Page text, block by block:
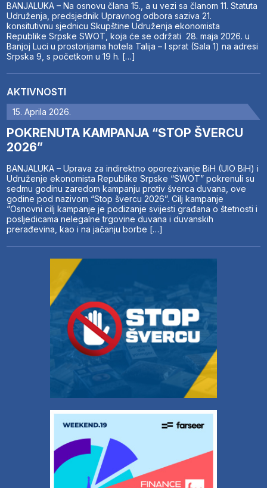
BANJALUKA – Na osnovu člana 15., a u vezi sa članom 11. Statuta
Udruženja, predsjednik Upravnog odbora saziva 21.
konsitutivnu sjednicu Skupštine Udruženja ekonomista
Republike Srpske SWOT, koja će se održati 28. maja 2026. u
Banjoj Luci u prostorijama hotela Talija – I sprat (Sala 1) na adresi
Srpska 9, s početkom u 19 h. […]
AKTIVNOSTI
15. Aprila 2026.
POKRENUTA KAMPANJA “STOP ŠVERCU
2026”
BANJALUKA – Uprava za indirektno oporezivanje BiH (UIO BiH) i
Udruženje ekonomista Republike Srpske “SWOT” pokrenuli su
sedmu godinu zaredom kampanju protiv šverca duvana, ove
godine pod nazivom “Stop švercu 2026”. Cilj kampanje
“Osnovni cilj kampanje je podizanje svijesti građana o štetnosti i
posljedicama nelegalne trgovine duvana i duvanskih
prerađevina, kao i na jačanju borbe […]